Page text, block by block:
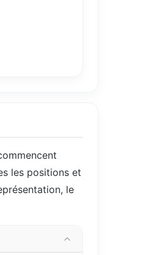
les positions et
le